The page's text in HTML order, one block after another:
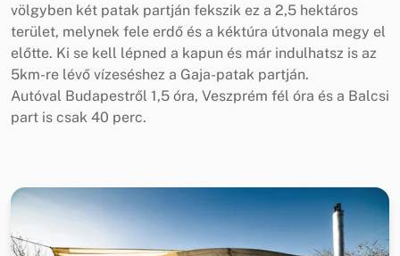
völgyben két patak partján fekszik ez a 2,5 hektáros
terület, melynek fele erdő és a kéktúra útvonala megy el
előtte. Ki se kell lépned a kapun és már indulhatsz is az
5km-re lévő vízeséshez a Gaja-patak partján.
Autóval Budapestről 1,5 óra, Veszprém fél óra és a Balcsi
part is csak 40 perc.